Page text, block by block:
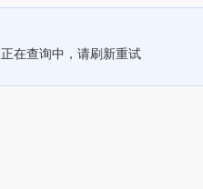
正在查询中，请刷新重试